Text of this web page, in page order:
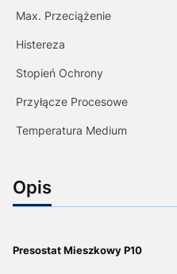
Max. Przeciążenie
Histereza
Stopień Ochrony
Przyłącze Procesowe
Temperatura Medium
Opis
Presostat Mieszkowy P10